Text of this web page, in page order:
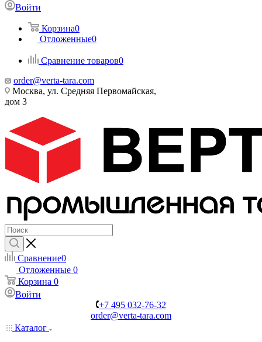
Войти
Корзина0
Отложенные0
Сравнение товаров0
order@verta-tara.com
Москва, ул. Средняя Первомайская,
дом 3
Сравнение0
Отложенные 0
Корзина 0
Войти
+7 495 032-76-32
order@verta-tara.com
Каталог